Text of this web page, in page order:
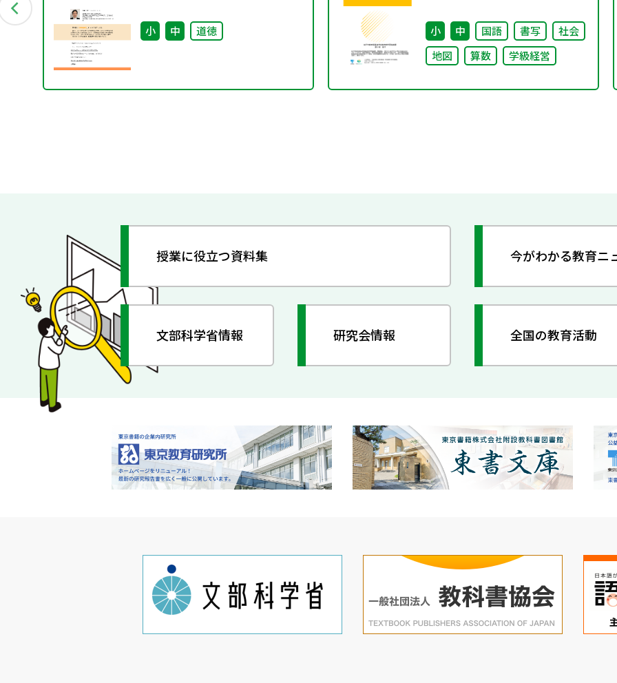
小 中 道徳 小 中 国語 書写
社会
地図
算数 学級経営
授業に役立つ資料集 今がわかる教育ニ
文部科学省情報 研究会情報 全国の教育活動